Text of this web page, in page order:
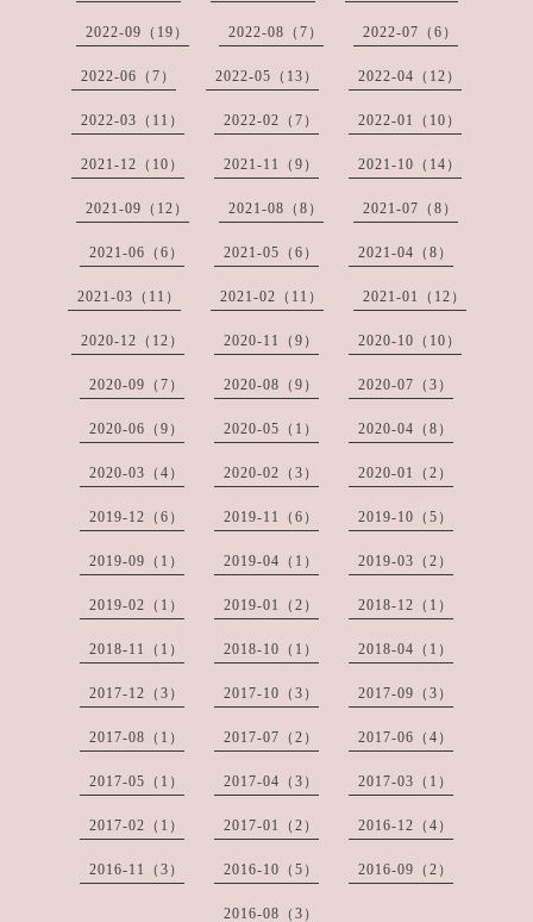
2022-09（19） 2022-08（7） 2022-07（6）
2022-06（7） 2022-05（13） 2022-04（12）
2022-03（11） 2022-02（7） 2022-01（10）
2021-12（10） 2021-11（9） 2021-10（14）
2021-09（12） 2021-08（8） 2021-07（8）
2021-06（6） 2021-05（6） 2021-04（8）
2021-03（11） 2021-02（11） 2021-01（12）
2020-12（12） 2020-11（9） 2020-10（10）
2020-09（7） 2020-08（9） 2020-07（3）
2020-06（9） 2020-05（1） 2020-04（8）
2020-03（4） 2020-02（3） 2020-01（2）
2019-12（6） 2019-11（6） 2019-10（5）
2019-09（1） 2019-04（1） 2019-03（2）
2019-02（1） 2019-01（2） 2018-12（1）
2018-11（1） 2018-10（1） 2018-04（1）
2017-12（3） 2017-10（3） 2017-09（3）
2017-08（1） 2017-07（2） 2017-06（4）
2017-05（1） 2017-04（3） 2017-03（1）
2017-02（1） 2017-01（2） 2016-12（4）
2016-11（3） 2016-10（5） 2016-09（2）
2016-08（3）